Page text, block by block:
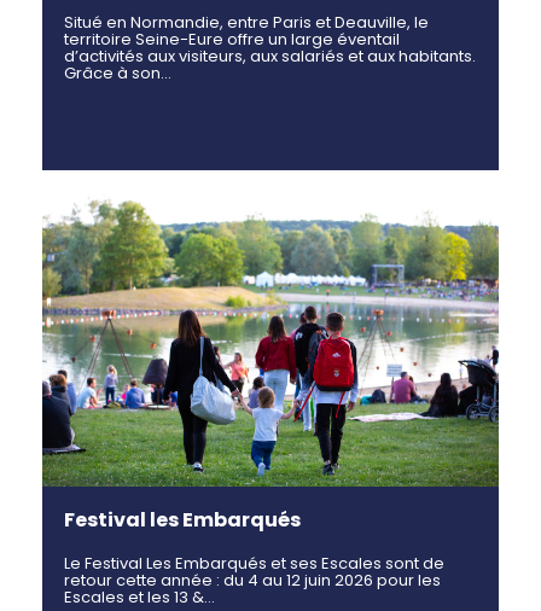
Situé en Normandie, entre Paris et Deauville, le
territoire Seine-Eure offre un large éventail
d’activités aux visiteurs, aux salariés et aux habitants.
Grâce à son…
Festival les Embarqués
Le Festival Les Embarqués et ses Escales sont de
retour cette année : du 4 au 12 juin 2026 pour les
Escales et les 13 &…